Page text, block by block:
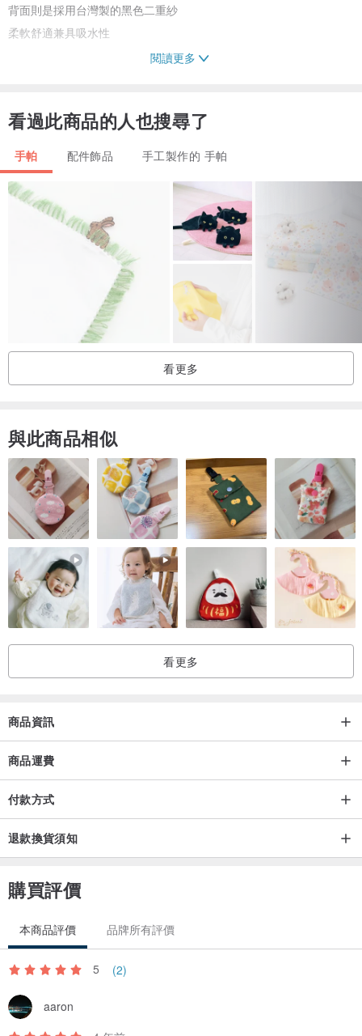
背面則是採用台灣製的黑色二重紗
柔軟舒適兼具吸水性
二重紗更加柔軟親膚，吸水性也較棉布來得更好
非常適合用來擦拭臉部肌膚哦
摺疊後放在口袋裡隨身攜帶使用，
流汗時、洗手後，掏出手帕擦拭，
可減少面紙、擦手紙的使用，
＊＊＊＊＊＊＊＊＊＊＊＊＊＊＊＊
■尺寸：26CM × 26CM
＊純手工製作，因此尺寸可能會有1~2公分的誤差喔。
＊＊＊＊＊＊＊＊＊＊＊＊＊＊＊＊
★小提醒
■照片均為實品拍攝，但仍可能會有無法避免的色差。
■因為布料剪裁關係，因此成品的圖案與分布不會與照片完全相同。
■因為二重紗布料十分柔軟，縫製過程中，容易被拉扯到，因此圖案排
列可能無法保持筆直喔，還請見諒^^
■二重紗布料的特性是越洗越柔軟，因此建議您每次清洗後，先拉住兩
■所有商品都是Katie踩著縫紉車一針一線縫製出來的
手工製作，難免會有車線不夠筆直、平整，尺寸略有落差(1~2㎝)的情
我想，這是手作品特有的溫度，還請您務必將此點列入購買的考量因
閱讀更多
看過此商品的人也搜尋了
手帕 配件飾品 手工製作的 手帕
看更多
與此商品相似
看更多
商品資訊
商品運費
付款方式
退款換貨須知
購買評價
本商品評價 品牌所有評價
5 (2)
aaron